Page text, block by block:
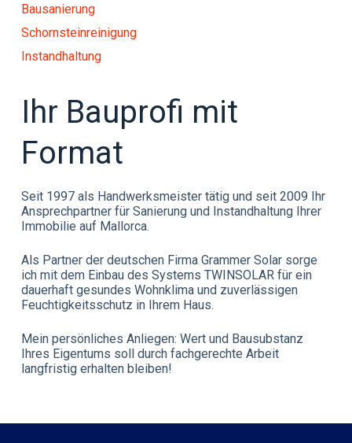
Bausanierung
Schornsteinreinigung
Instandhaltung
Ihr Bauprofi mit
Format
Seit 1997 als Handwerksmeister tätig und seit 2009 Ihr
Ansprechpartner für Sanierung und Instandhaltung Ihrer
Immobilie auf Mallorca.
Als Partner der deutschen Firma Grammer Solar sorge
ich mit dem Einbau des Systems TWINSOLAR für ein
dauerhaft gesundes Wohnklima und zuverlässigen
Feuchtigkeitsschutz in Ihrem Haus.
Mein persönliches Anliegen: Wert und Bausubstanz
Ihres Eigentums soll durch fachgerechte Arbeit
langfristig erhalten bleiben!